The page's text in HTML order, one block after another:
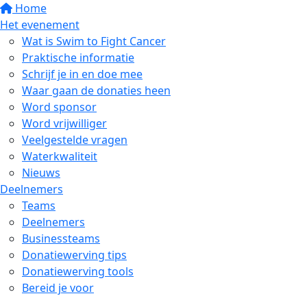
Home
Het evenement
Wat is Swim to Fight Cancer
Praktische informatie
Schrijf je in en doe mee
Waar gaan de donaties heen
Word sponsor
Word vrijwilliger
Veelgestelde vragen
Waterkwaliteit
Nieuws
Deelnemers
Teams
Deelnemers
Businessteams
Donatiewerving tips
Donatiewerving tools
Bereid je voor